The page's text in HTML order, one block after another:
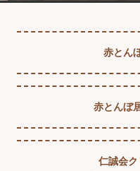
赤とん
赤とんぼ
仁誠会